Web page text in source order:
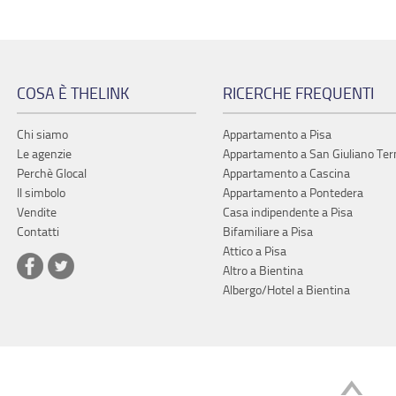
COSA È THELINK
Chi siamo
Le agenzie
Perchè Glocal
Il simbolo
Vendite
Contatti
RICERCHE FREQUENTI
Appartamento a Pisa
Appartamento a San Giuliano
Appartamento a Cascina
Appartamento a Pontedera
Casa indipendente a Pisa
Bifamiliare a Pisa
Attico a Pisa
Altro a Bientina
Albergo/Hotel a Bientina